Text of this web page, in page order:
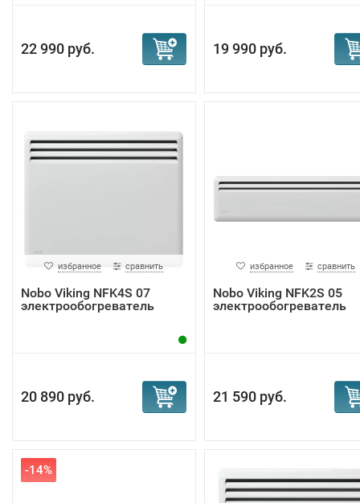
22 990 руб. 19 990 руб.
избранное сравнить
Nobo Viking NFK4S 07
электрообогреватель
20 890 руб.
избранное сравнить
Nobo Viking NFK2S 05
электрообогреватель
21 590 руб.
-14%